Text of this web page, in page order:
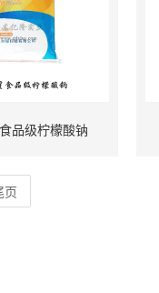
品级柠檬酸钠
页